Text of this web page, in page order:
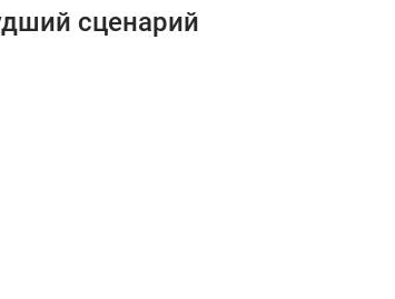
сценарий